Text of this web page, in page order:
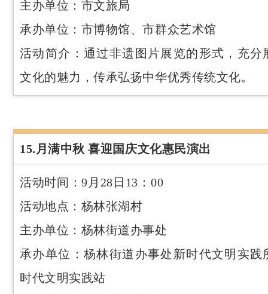
主办单位：市文旅局
承办单位：市博物馆、市群众艺术馆
活动简介：通过非遗图片展览的形式，充分
文化的魅力，传承弘扬中华优秀传统文化。
15.月满中秋 喜迎国庆文化惠民演出
活动时间：9月28日13：00
活动地点：杨林张湖村
主办单位：杨林街道办事处
承办单位：杨林街道办事处新时代文明实践
时代文明实践站